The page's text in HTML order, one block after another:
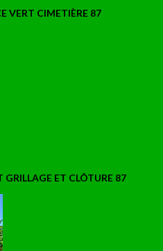
VERT CIMETIÈRE 87
ET CLÔTURE 87